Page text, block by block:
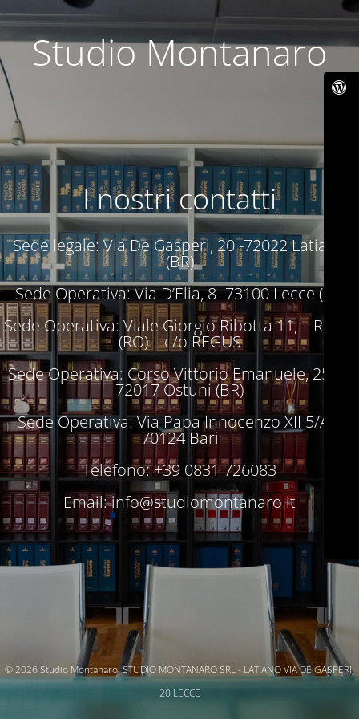
Studio Montanaro
I nostri contatti
Sede legale: Via De Gasperi, 20 -72022 Latiano
(BR)
Sede Operativa: Via D’Elia, 8 -73100 Lecce (LE)
Sede Operativa: Viale Giorgio Ribotta 11, – Roma
(RO) – c/o REGUS
Sede Operativa: Corso Vittorio Emanuele, 250 –
72017 Ostuni (BR)
Sede Operativa: Via Papa Innocenzo XII 5/A –
70124 Bari
Telefono: +39 0831 726083
Email:info@studiomontanaro.it
© 2026 Studio Montanaro. STUDIO MONTANARO SRL - LATIANO VIA DE GASPERI,
20 LECCE